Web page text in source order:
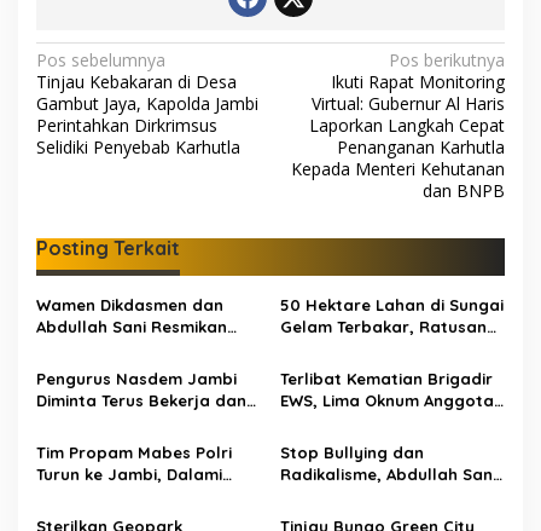
N
a
v
a
s
i
p
o
s
Pos sebelumnya
Tinjau Kebakaran di Desa
Gambut Jaya, Kapolda Jambi
Perintahkan Dirkrimsus
Selidiki Penyebab Karhutla
Pos berikutnya
Ikuti Rapat Monitoring
Virtual: Gubernur Al Haris
Laporkan Langkah Cepat
Penanganan Karhutla
Kepada Menteri Kehutanan
dan BNPB
Posting Terkait
Wamen Dikdasmen dan
Abdullah Sani Resmikan
Digitalisasi Pendidikan
Jambi
50 Hektare Lahan di Sungai
Gelam Terbakar, Ratusan
Water Bombing Dikerahkan
Lakukan Pemadaman
Pengurus Nasdem Jambi
Diminta Terus Bekerja dan
Suara di Pemilu 2029
Terlibat Kematian Brigadir
EWS, Lima Oknum Anggota
Tim Propam Mabes Polri
Turun ke Jambi, Dalami
Rekrutmen Polri
Stop Bullying dan
Radikalisme, Abdullah Sani
Terdepan Bangsa
Sterilkan Geopark Tinjau Bungo Green City